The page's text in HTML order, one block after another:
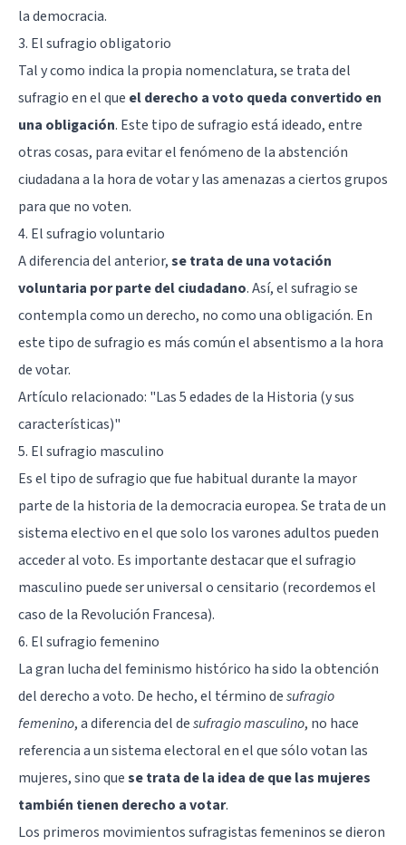
la democracia.
3. El sufragio obligatorio
Tal y como indica la propia nomenclatura, se trata del
sufragio en el que el derecho a voto queda convertido en
una obligación. Este tipo de sufragio está ideado, entre
otras cosas, para evitar el fenómeno de la abstención
ciudadana a la hora de votar y las amenazas a ciertos grupos
para que no voten.
4. El sufragio voluntario
A diferencia del anterior,se trata de una votación
voluntaria por parte del ciudadano. Así, el sufragio se
contempla como un derecho, no como una obligación. En
este tipo de sufragio es más común el absentismo a la hora
de votar.
Artículo relacionado: "Las 5 edades de la Historia (y sus
características)"
5. El sufragio masculino
Es el tipo de sufragio que fue habitual durante la mayor
parte de la historia de la democracia europea. Se trata de un
sistema electivo en el que solo los varones adultos pueden
acceder al voto. Es importante destacar que el sufragio
masculino puede ser universal o censitario (recordemos el
caso de la Revolución Francesa).
6. El sufragio femenino
La gran lucha del feminismo histórico ha sido la obtención
del derecho a voto. De hecho, el término desufragio
femenino, a diferencia del desufragio masculino, no hace
referencia a un sistema electoral en el que sólo votan las
mujeres, sino quese trata de la idea de que las mujeres
también tienen derecho a votar.
Los primeros movimientos sufragistas femeninos se dieron